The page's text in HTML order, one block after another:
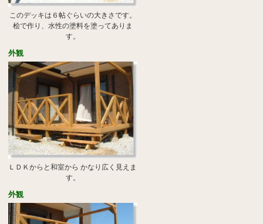
このデッキは６帖ぐらいの大きさです。
桧で作り、水性の塗料を塗ってありま
す。
外観
ＬＤＫからと和室から かなり広く見えま
す。
外観